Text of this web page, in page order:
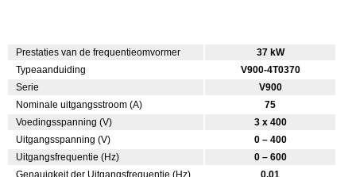
Prestaties van de frequentieomvormer
37 kW
Typeaanduiding
V900-4T0370
Serie
V900
Nominale uitgangsstroom (A)
75
Voedingsspanning (V)
3 x 400
Uitgangsspanning (V)
0 – 400
Uitgangsfrequentie (Hz)
0 – 600